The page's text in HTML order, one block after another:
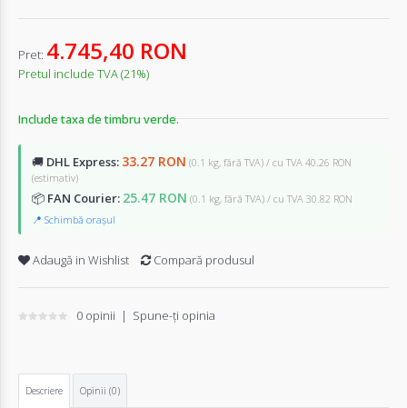
Pret: 4.745,40 RON
Pretul include TVA (21%)
Include taxa de timbru verde.
🚚 DHL Express: 33.27 RON (0.1 kg, fără TVA) / cu TVA 40.26 RON
(estimativ)
📦 FAN Courier: 25.47 RON (0.1 kg, fără TVA) / cu TVA 30.82 RON
📍 Schimbă orașul
Adaugă in Wishlist Compară produsul
0 opinii | Spune-ţi opinia
Descriere Opinii (0)